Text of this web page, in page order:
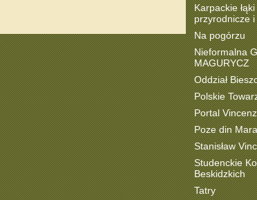
Karpackie
przyrodnicze
Na pogórzu
Nieformalna
MAGURYCZ
Oddział
Polskie
Portal
Poze din
Stanisław
Studenckie
Beskidzkich
Tatry